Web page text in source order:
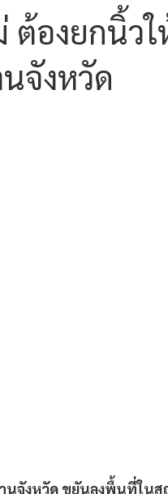
องยกนิ้วใ
จังหวัด
นจังหวัด ขยันลงพื้นที่ใน